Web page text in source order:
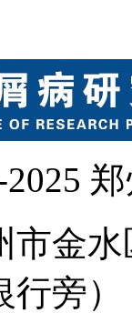
2025
市金
旁）